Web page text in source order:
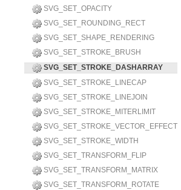
SVG_SET_OPACITY
SVG_SET_ROUNDING_RECT
SVG_SET_SHAPE_RENDERING
SVG_SET_STROKE_BRUSH
SVG_SET_STROKE_DASHARRAY
SVG_SET_STROKE_LINECAP
SVG_SET_STROKE_LINEJOIN
SVG_SET_STROKE_MITERLIMIT
SVG_SET_STROKE_VECTOR_EFFECT
SVG_SET_STROKE_WIDTH
SVG_SET_TRANSFORM_FLIP
SVG_SET_TRANSFORM_MATRIX
SVG_SET_TRANSFORM_ROTATE